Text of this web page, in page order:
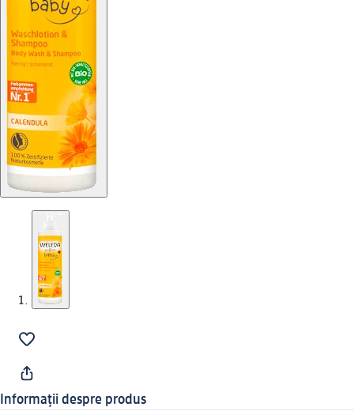
Informații despre produs